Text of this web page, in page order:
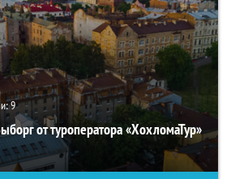
9
от туроператора «ХохломаТур»